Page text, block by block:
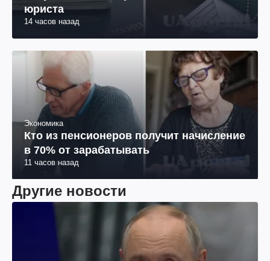
юриста
14 часов назад
Экономика
Кто из пенсионеров получит начисление
в 70% от зарабатывать
11 часов назад
Другие новости